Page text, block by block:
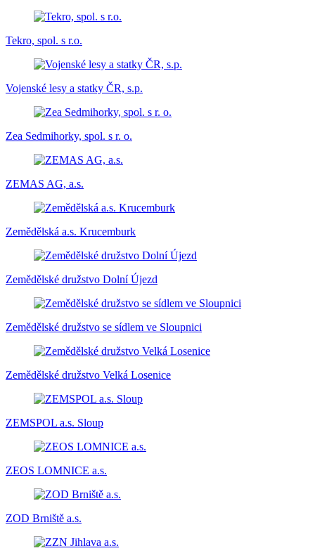
Tekro, spol. s r.o.
Vojenské lesy a statky ČR, s.p.
Zea Sedmihorky, spol. s r. o.
ZEMAS AG, a.s.
Zemědělská a.s. Krucemburk
Zemědělské družstvo Dolní Újezd
Zemědělské družstvo se sídlem ve Sloupnici
Zemědělské družstvo Velká Losenice
ZEMSPOL a.s. Sloup
ZEOS LOMNICE a.s.
ZOD Brniště a.s.